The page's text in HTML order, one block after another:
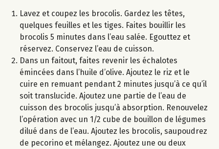
Lavez et coupez les brocolis. Gardez les têtes,
quelques feuilles et les tiges. Faites bouillir les
brocolis 5 minutes dans l’eau salée. Egouttez et
réservez. Conservez l’eau de cuisson.
Dans un faitout, faites revenir les échalotes
émincées dans l’huile d’olive. Ajoutez le riz et le
cuire en remuant pendant 2 minutes jusqu’à ce qu’il
soit translucide. Ajoutez une partie de l’eau de
cuisson des brocolis jusqu’à absorption. Renouvelez
l’opération avec un 1/2 cube de bouillon de légumes
dilué dans de l’eau. Ajoutez les brocolis, saupoudrez
de pecorino et mélangez. Ajoutez une ou deux